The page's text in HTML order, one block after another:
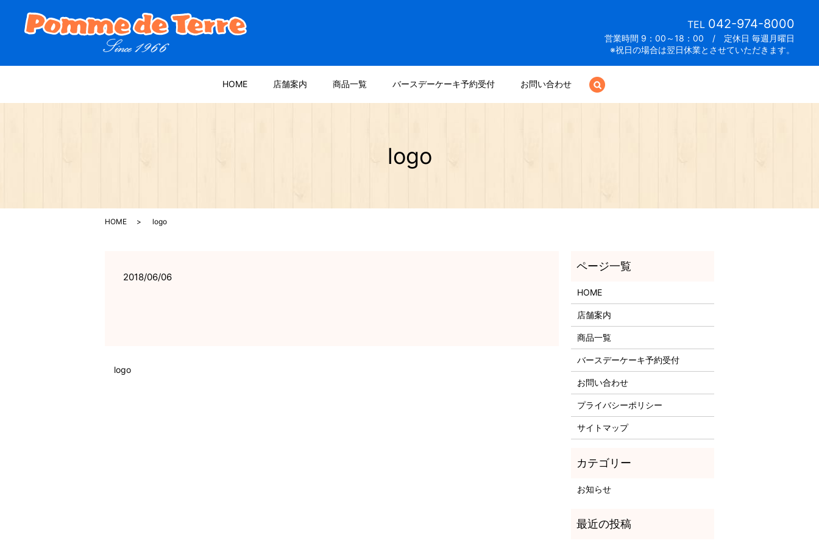
HOME 店舗案内 商品一覧 バースデーケーキ予約受付 お問い合わせ search
TEL 042-974-8000
営業時間 9：00～18：00 / 定休日 毎週月曜日
※祝日の場合は翌日休業とさせていただきます。
logo
HOME logo
2018/06/06
logo
HOME
店舗案内
商品一覧
バースデーケーキ予約受付
お問い合わせ
プライバシーポリシー
サイトマップ
お知らせ